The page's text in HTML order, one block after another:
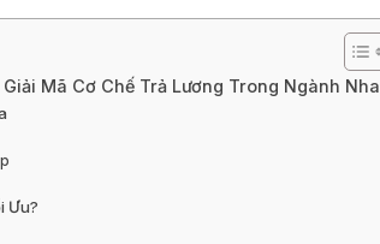
Mã Cơ Chế Trả Lương Trong Ngành Nha
Ưu?